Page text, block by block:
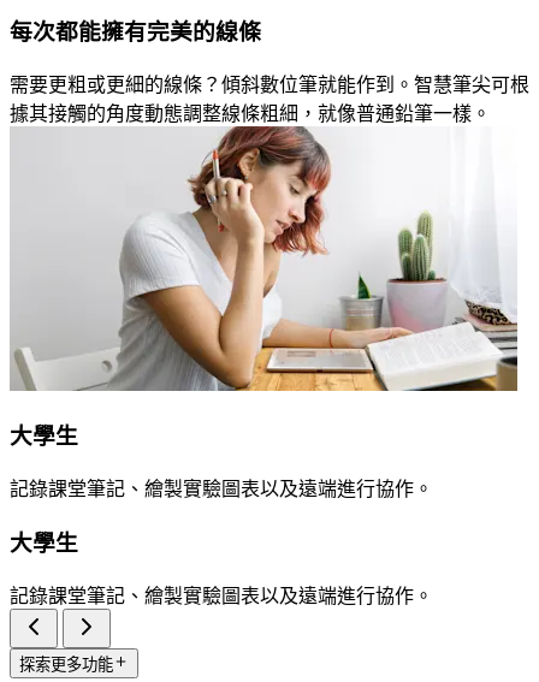
每次都能擁有完美的線條
需要更粗或更細的線條？傾斜數位筆就能作到。智慧筆尖可根
據其接觸的角度動態調整線條粗細，就像普通鉛筆一樣。
大學生
記錄課堂筆記、繪製實驗圖表以及遠端進行協作。
大學生
記錄課堂筆記、繪製實驗圖表以及遠端進行協作。
探索更多功能